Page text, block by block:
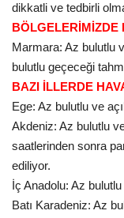
Kültür Sanat
dikkatli ve tedbirli
BÖLGELERİMİZDE
Marmara: Az bulutlu
bulutlu geçeceği
BAZI İLLERDE
Ege: Az bulutlu ve
Akdeniz: Az bulutlu
saatlerinden sonra
ediliyor.
İç Anadolu: Az
Batı Karadeniz: Az